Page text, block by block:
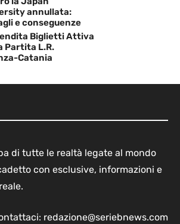
annullata:
e conseguenze
Biglietti Attiva
Partita L.R.
Catania
di tutte le realtà legate al mondo
con esclusive, informazioni e
redazione@seriebnews.com